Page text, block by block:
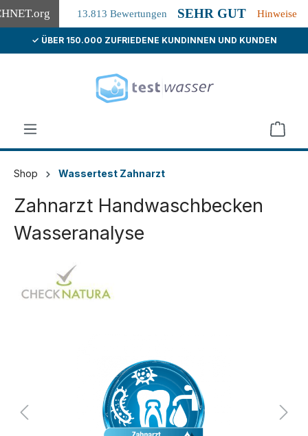
.org 13.813 Bewertungen SEHR GUT Hinweise
springen
✓ ÜBER 150.000 ZUFRIEDENE KUNDINNEN UND KUNDEN
Shop Wassertest Zahnarzt
Zahnarzt Handwaschbecken
Wasseranalyse